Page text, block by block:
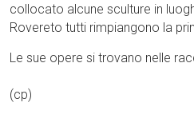
collocato alcune sculture in
Rovereto tutti rimpiangono la
Le sue opere si trovano nelle
(cp)